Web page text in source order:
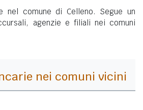
nel comune di Celleno. Segue un
agenzie e filiali nei comuni
nei comuni vicini